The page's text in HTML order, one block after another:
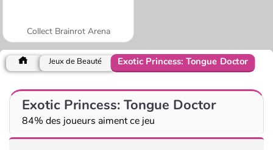
Collect Brainrot Arena
Jeux de Beauté Exotic Princess: Tongue Doctor
Exotic Princess: Tongue Doctor
84% des joueurs aiment ce jeu